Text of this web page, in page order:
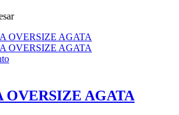
OVERSIZE AGATA